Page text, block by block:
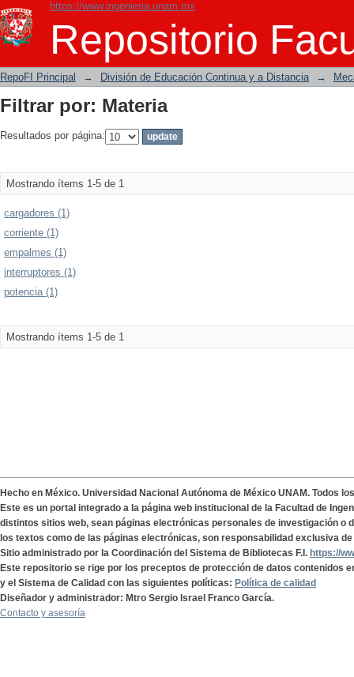
https://www.ingenieria.unam.mx
Repositorio
Filtrar por: Materia
RepoFI Principal → División de Educación Continua y a Distancia →
Filtrar por: Materia
Resultados por página:
Mostrando ítems 1-5 de 1
cargadores (1)
corriente (1)
empalmes (1)
interruptores (1)
potencia (1)
Mostrando ítems 1-5 de 1
Hecho en México. Universidad Nacional Autónoma de México UNAM. Todos
Este es un portal integrado a la página web institucional de la Facultad de
distintos sitios web, sean páginas electrónicas personales de investigación o
los textos como de las páginas electrónicas, son responsabilidad exclusiva
Sitio administrado por la Coordinación del Sistema de Bibliotecas F.I. https://
Este repositorio se rige por los preceptos de protección de datos contenidos
y el Sistema de Calidad con las siguientes políticas: Política de calidad
Diseñador y administrador: Mtro Sergio Israel Franco García.
Contacto y asesoría